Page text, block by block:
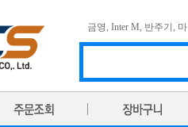
금영, Inter M, 반주기 ,